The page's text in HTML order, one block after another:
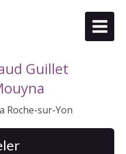
Guillet
Roche-sur-Yon